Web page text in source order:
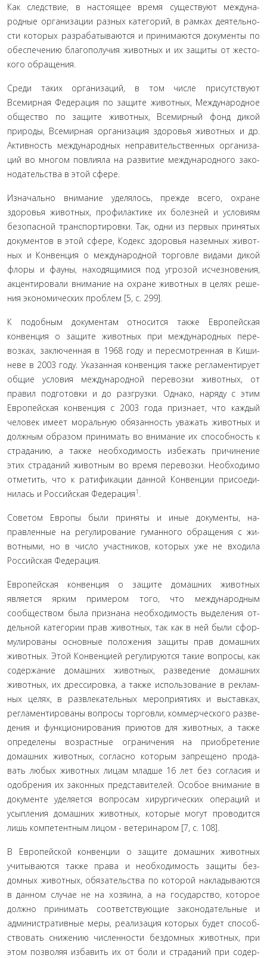
Как следствие, в настоящее время существуют междуна­
родные организации разных категорий, в рамках деятельно­
сти которых разрабатываются и принимаются документы по
обеспечению благополучия животных и их защиты от жесто­
кого обращения.
Среди таких организаций, в том числе присутствуют
Всемирная Федерация по защите животных, Международ­ное
общество по защите животных, Всемирный фонд дикой
природы, Всемирная организация здоровья животных и др.
Активность международных неправительственных организа­
ций во многом повлияла на развитие международного зако­
нодательства в этой сфере.
Изначально внимание уделялось, прежде всего, охране
здоровья животных, профилактике их болезней и условиям
безопасной транспортировки. Так, одни из первых принятых
документов в этой сфере, Кодекс здоровья наземных живот­
ных и Конвенция о международной торговле видами дикой
флоры и фауны, находящимися под угрозой исчезновения,
акцентировали внимание на охране животных в целях реше­
ния экономических проблем [5, с. 299].
К подобным документам относится также Европейская
конвенция о защите животных при международных пере­
возках, заключенная в 1968 году и пересмотренная в Киши­
неве в 2003 году. Указанная конвенция также регламентиру­ет
общие условия международной перевозки животных, от
правил подготовки и до разгрузки. Однако, наряду с этим
Европейская конвенция с 2003 года признает, что каждый
человек имеет моральную обязанность уважать животных и
должным образом принимать во внимание их способность к
страданию, а также необходимость избежать причинение
этих страданий животным во время перевозки. Необходимо
отметить, что к ратификации данной Конвенции присоеди­
нилась и Российская Федерация1 .
Советом Европы были приняты и иные документы, на­
правленные на регулирование гуманного обращения с жи­
вотными, но в число участников, которых уже не входила
Российская Федерация.
Европейская конвенция о защите домашних живот­ных
является ярким примером того, что международным
сообществом была признана необходимость выделения от­
дельной категории прав животных, так как в ней были сфор­
мулированы основные положения защиты прав домашних
животных. Этой Конвенцией регулируются такие вопросы, как
содержание домашних животных, разведение домашних
животных, их дрессировка, а также использование в реклам­
ных целях, в развлекательных мероприятиях и выставках,
регламентированы вопросы торговли, коммерческого разве­
дения и функционирования приютов для животных, а так­же
определены возрастные ограничения на приобретение
домашних животных, согласно которым запрещено прода­
вать любых животных лицам младше 16 лет без согласия и
одобрения их законных представителей. Особое внимание в
документе уделяется вопросам хирургических операций и
усыпления домашних животных, которые могут проводится
лишь компетентным лицом - ветеринаром [7, с. 108].
В Европейской конвенции о защите домашних живот­ных
учитываются также права и необходимость защиты без­
домных животных, обязательства по которой накладывают­ся
в данном случае не на хозяина, а на государство, которое
должно принимать соответствующие законодательные и
административные меры, реализация которых будет способ­
ствовать снижению численности бездомных животных, при
этом позволяя избавить их от боли и страданий при содер­